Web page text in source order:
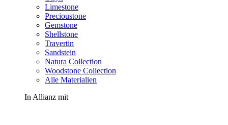
Limestone
Precioustone
Gemstone
Shellstone
Travertin
Sandstein
Natura Collection
Woodstone Collection
Alle Materialien
In Allianz mit